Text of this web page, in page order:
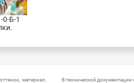
Б-1
материал,
В технической